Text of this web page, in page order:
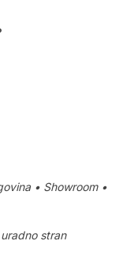
• Showroom •
stran